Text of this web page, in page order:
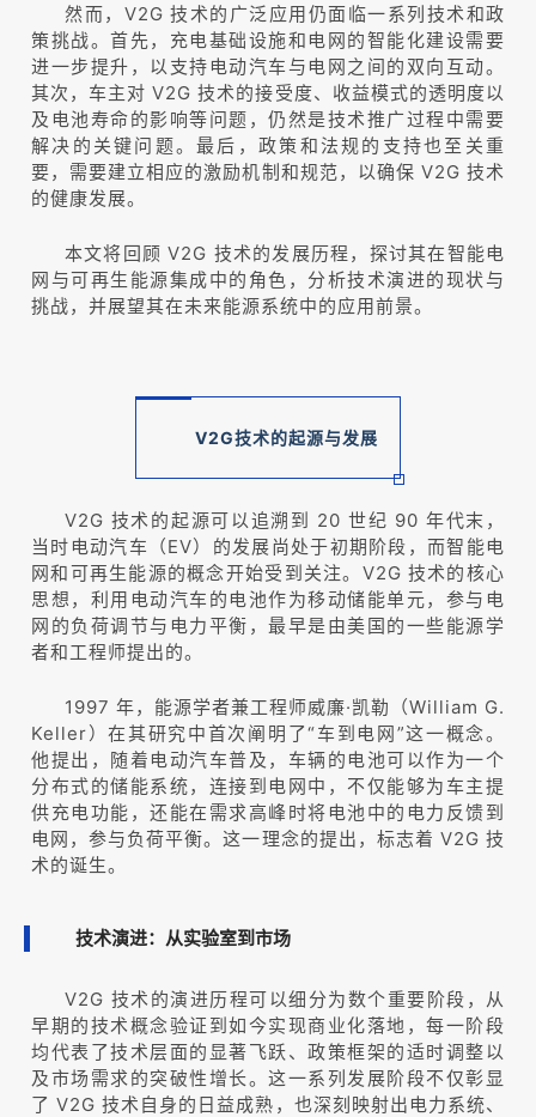
然而，V2G 技术的广泛应用仍面临一系列技术和政
策挑战。首先，充电基础设施和电网的智能化建设需要
进一步提升，以支持电动汽车与电网之间的双向互动。
其次，车主对 V2G 技术的接受度、收益模式的透明度以
及电池寿命的影响等问题，仍然是技术推广过程中需要
解决的关键问题。最后，政策和法规的支持也至关重
要，需要建立相应的激励机制和规范，以确保 V2G 技术
的健康发展。
本文将回顾 V2G 技术的发展历程，探讨其在智能电
网与可再生能源集成中的角色，分析技术演进的现状与
挑战，并展望其在未来能源系统中的应用前景。
V2G技术的起源与发展
V2G 技术的起源可以追溯到 20 世纪 90 年代末，
当时电动汽车（EV）的发展尚处于初期阶段，而智能电
网和可再生能源的概念开始受到关注。V2G 技术的核心
思想，利用电动汽车的电池作为移动储能单元，参与电
网的负荷调节与电力平衡，最早是由美国的一些能源学
者和工程师提出的。
1997 年，能源学者兼工程师威廉·凯勒（William G.
Keller）在其研究中首次阐明了“车到电网”这一概念。
他提出，随着电动汽车普及，车辆的电池可以作为一个
分布式的储能系统，连接到电网中，不仅能够为车主提
供充电功能，还能在需求高峰时将电池中的电力反馈到
电网，参与负荷平衡。这一理念的提出，标志着 V2G 技
术的诞生。
技术演进：从实验室到市场
V2G 技术的演进历程可以细分为数个重要阶段，从
早期的技术概念验证到如今实现商业化落地，每一阶段
均代表了技术层面的显著飞跃、政策框架的适时调整以
及市场需求的突破性增长。这一系列发展阶段不仅彰显
了 V2G 技术自身的日益成熟，也深刻映射出电力系统、